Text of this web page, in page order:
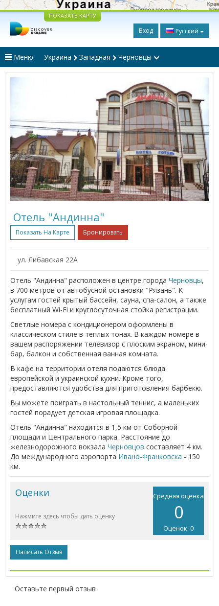
ПОКАЗАТЬ КАРТУ
Вход Русский
Меню Украина Западная Черновцы
Отель "Андинна"
Показать На Карте Бронировать
ул. Либавская 22А
Отель "Андинна" расположен в центре города Черновцы,
в 700 метров от автобусной остановки "Рязань". К
услугам гостей крытый бассейн, сауна, спа-салон, а также
бесплатный Wi-Fi и круглосуточная стойка регистрации.
Светлые номера с кондиционером оформлены в
классическом стиле в теплых тонах. В каждом номере в
вашем распоряжении телевизор с плоским экраном, мини-
бар, балкон и собственная ванная комната.
В кафе на территории отеля подаются блюда
европейской и украинской кухни. Кроме того,
предоставляются удобства для приготовления барбекю.
Вы можете поиграть в настольный теннис, а маленьких
гостей порадует детская игровая площадка.
Отель "Андинна" находится в 1,5 км от Соборной
площади и Центрального парка. Расстояние до
железнодорожного вокзала Черновцов составляет 4 км.
До международного аэропорта Ивано-Франковска - 150
км.
Средняя оценка
0
Оценок: 0
Оценки
Нажмите здесь чтобы дать оценку
Написать Отзыв
Оставьте первый отзыв